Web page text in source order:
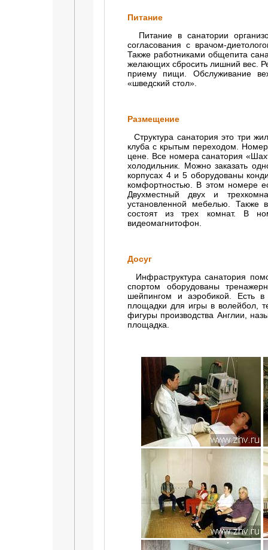
Питание
Питание в санатории
согласования с врачом-
Также работниками общепита
желающих сбросить лишний вес.
приему пищи. Обслуживание
«шведский стол».
Размещение
Структура санатория это три
клуба с крытым переходом.
цене. Все номера санатория
холодильник. Можно заказать
корпусах 4 и 5 оборудованы
комфортностью. В этом номере
Двухместный двух и
установленной мебелью. Также
состоят из трех комнат. В
видеомагнитофон.
Досуг
Инфраструктура санатория
спортом оборудованы
шейпингом и аэробикой. Есть
площадки для игры в волейбол,
фигуры производства Англии,
площадка.